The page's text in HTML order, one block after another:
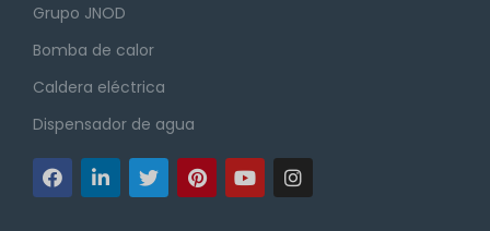
Grupo JNOD
Bomba de calor
Caldera eléctrica
Dispensador de agua